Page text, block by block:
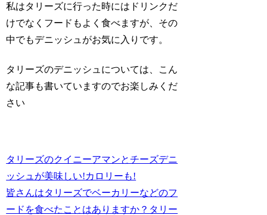
私はタリーズに行った時にはドリンクだ
けでなくフードもよく食べますが、その
中でもデニッシュがお気に入りです。
タリーズのデニッシュについては、こん
な記事も書いていますのでお楽しみくだ
さい
タリーズのクイニーアマンとチーズデニ
ッシュが美味しい!カロリーも!
皆さんはタリーズでベーカリーなどのフ
ードを食べたことはありますか？タリー